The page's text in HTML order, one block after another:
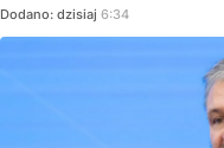
Dodano: dzisiaj 6:34